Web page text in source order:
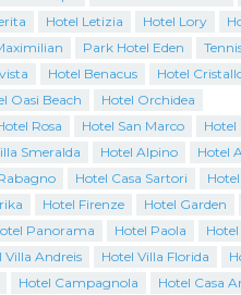
Hotel Letizia Hotel Lory
Park Hotel Eden
Hotel Benacus Hotel
Oasi Beach
Hotel Orchidea
Rosa Hotel San Marco
Hotel
Smeralda Hotel Alpino Hotel
Hotel Casa Sartori
Hotel Firenze Hotel Garden
Panorama Hotel Paola
Villa Andreis Hotel Villa Florida
Hotel Campagnola
Hotel Casa